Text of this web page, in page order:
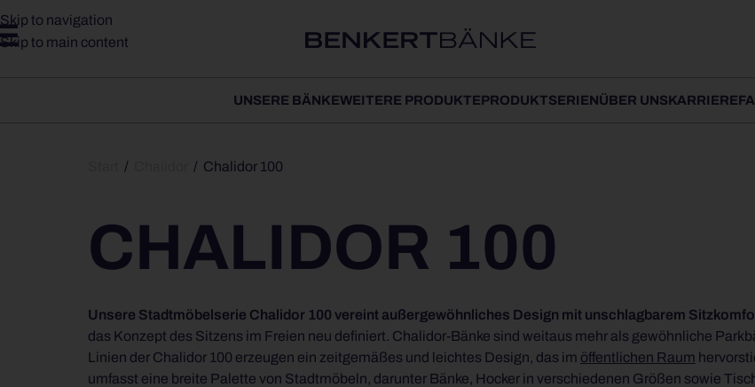
Skip to navigation
Skip to main content
UNSERE BÄNKEWEITERE PRODUKTEPRODUKTSERIENÜBER UNSKARRIERE
/ / Chalidor 100
CHALIDOR 100
Unsere Stadtmöbelserie Chalidor 100 vereint außergewöhnliches Design mit unschlagbarem
das Konzept des Sitzens im Freien neu definiert. Chalidor-Bänke sind weitaus mehr als gewöhnliche
Linien der Chalidor 100 erzeugen ein zeitgemäßes und leichtes Design, das im öffentlichen Raum hervorsticht. Unsere
umfasst eine breite Palette von Stadtmöbeln, darunter Bänke, Hocker in verschiedenen Größen sowie